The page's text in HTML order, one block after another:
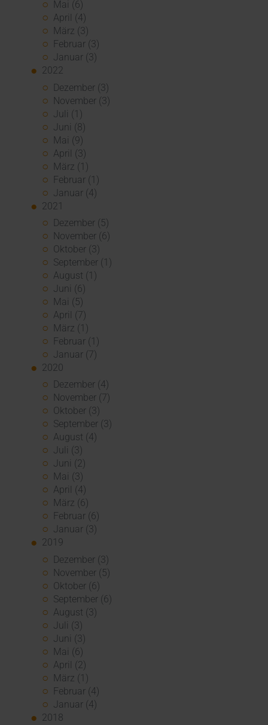
Mai (6)
April (4)
März (3)
Februar (3)
Januar (3)
2022
Dezember (3)
November (3)
Juli (1)
Juni (8)
Mai (9)
April (3)
März (1)
Februar (1)
Januar (4)
2021
Dezember (5)
November (6)
Oktober (3)
September (1)
August (1)
Juni (6)
Mai (5)
April (7)
März (1)
Februar (1)
Januar (7)
2020
Dezember (4)
November (7)
Oktober (3)
September (3)
August (4)
Juli (3)
Juni (2)
Mai (3)
April (4)
März (6)
Februar (6)
Januar (3)
2019
Dezember (3)
November (5)
Oktober (6)
September (6)
August (3)
Juli (3)
Juni (3)
Mai (6)
April (2)
März (1)
Februar (4)
Januar (4)
2018